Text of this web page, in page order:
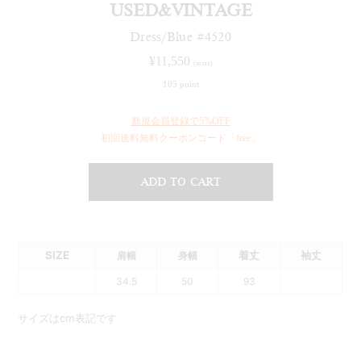
USED&VINTAGE
Dress/Blue #4520
¥ 11,550 (in tax)
105 point
新規会員登録で5%OFF
初回送料無料クーポンコード「free」
ADD TO CART
SIZE 肩幅 身幅 着丈 袖丈
34.5 50 93
サイズはcm表記です